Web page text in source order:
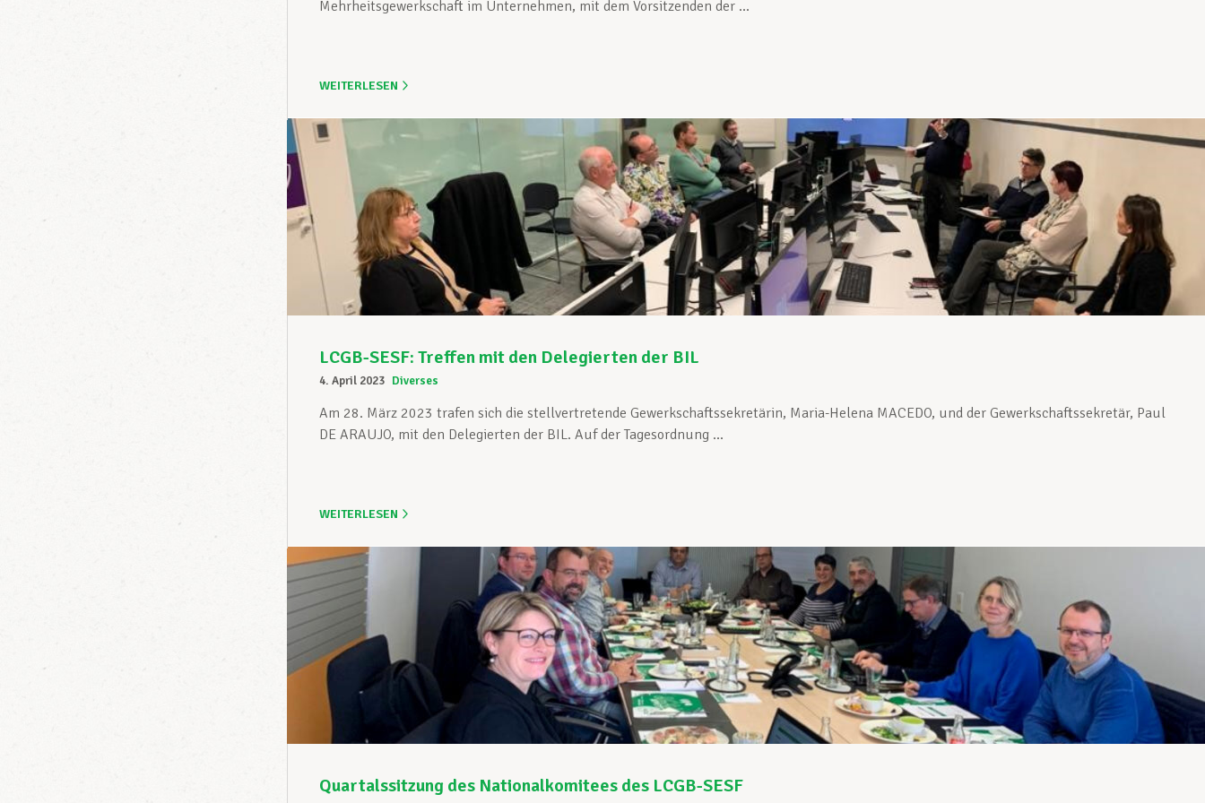
Mehrheitsgewerkschaft im Unternehmen, mit dem Vorsitzenden der ...
WEITERLESEN
LCGB-SESF: Treffen mit den Delegierten der BIL
4. April 2023 Diverses
Am 28. März 2023 trafen sich die stellvertretende Gewerkschaftssekretärin, Maria-Helena MACEDO, und der Gewerkschaftssekretär, Paul
DE ARAUJO, mit den Delegierten der BIL. Auf der Tagesordnung ...
WEITERLESEN
Quartalssitzung des Nationalkomitees des LCGB-SESF